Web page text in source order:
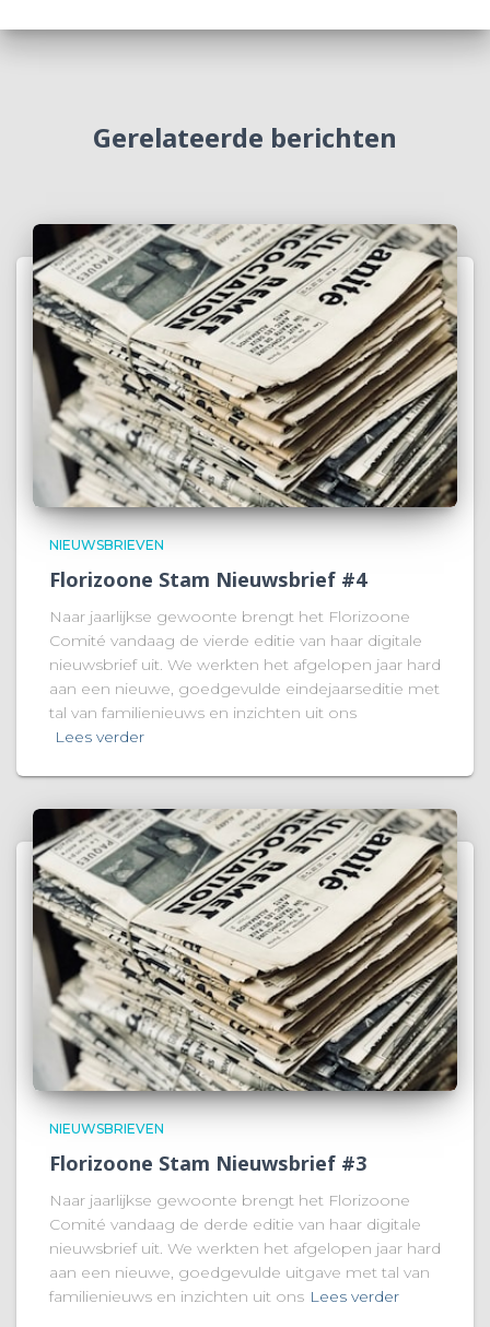
Gerelateerde berichten
NIEUWSBRIEVEN
Florizoone Stam Nieuwsbrief #4
Naar jaarlijkse gewoonte brengt het Florizoone
Comité vandaag de vierde editie van haar digitale
nieuwsbrief uit. We werkten het afgelopen jaar hard
aan een nieuwe, goedgevulde eindejaarseditie met
tal van familienieuws en inzichten uit ons
Lees verder
NIEUWSBRIEVEN
Florizoone Stam Nieuwsbrief #3
Naar jaarlijkse gewoonte brengt het Florizoone
Comité vandaag de derde editie van haar digitale
nieuwsbrief uit. We werkten het afgelopen jaar hard
aan een nieuwe, goedgevulde uitgave met tal van
familienieuws en inzichten uit ons Lees verder